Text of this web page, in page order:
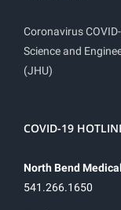
Coronavirus
Science and
(JHU)
COVID-19
North Bend
541.266.1650